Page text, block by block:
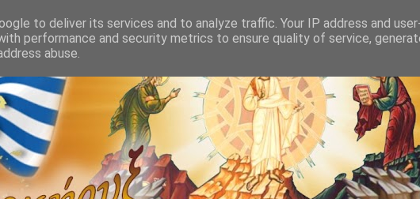
to deliver its services and to analyze traffic. Your IP address and
performance and security metrics to ensure quality of service,
abuse.